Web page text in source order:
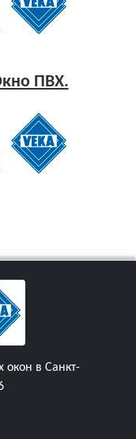
ПВХ.
окон в Санкт-